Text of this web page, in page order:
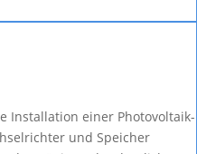
Installation einer Photovoltaik-
und Speicher